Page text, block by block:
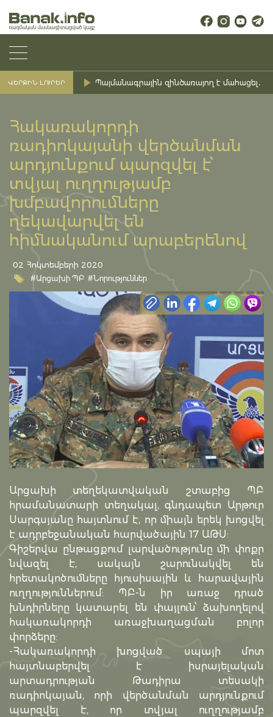
ՎԵՐՋԻՆ ԼՈՒՐԵՐ Պայմանագրային զինծառայող է մահացել․
Հակառակորդի
ռադիոկայանի վերծանման
արդյունքում պարզվել է՝
տվյալ ուղղությամբ
խմբավորումները
ղեկավարվել են
հիմնականում արաբերենով
02 Հոկտեմբերի 2020
#Արցախի ՊԲ #Նորություններ
Արցախի տեղեկատվական շտաբից ՊԲ
հրամանատարի տեղակալ, գնդապետ Արթուր
Սարգսյանը հայտնում է, որ միայն երեկ խոցվել
է ադրբեջանական հարվածային 17 ԱԹՍ:
Գիշերվա ընթացքում լարվածությունը մի փոքր
նվազել է, սակայն շարունակվել են
հրետակոծումները հյուսիսային և հարավային
ուղղություններում: ՊԲ-ն իր առաջ դրած
խնդիրները կատարել են փայլուն՝ ձախողելով
հակառակորդի առաջխաղացման բոլոր
փորձերը:
-Հակառակորդի խոցված սպայի մոտ
հայտնաբերվել է իսրայելական
արտադրության Թադիրա տեսակի
ռադիոկայան, որի վերծանման արդյունքում
պարզվել է, որ տվյալ ուղղությամբ